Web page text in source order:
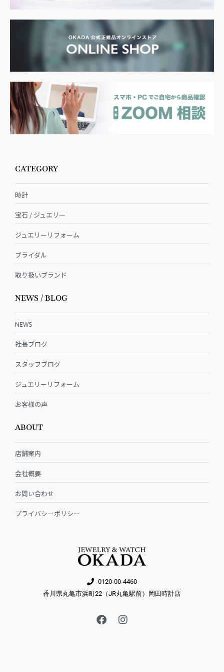
CATEGORY
時計
宝石 / ジュエリー
ジュエリーリフォーム
ブライダル
取り扱いブランド
NEWS / BLOG
NEWS
社長ブログ
スタッフブログ
ジュエリーリフォーム
お客様の声
ABOUT
店舗案内
会社概要
お問い合わせ
プライバシーポリシー
0120-00-4460
香川県丸亀市浜町22（JR丸亀駅前）岡田時計店
F
a
I
n